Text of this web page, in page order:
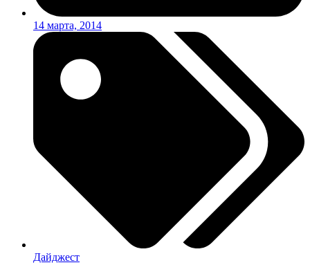
14 марта, 2014
Дайджест